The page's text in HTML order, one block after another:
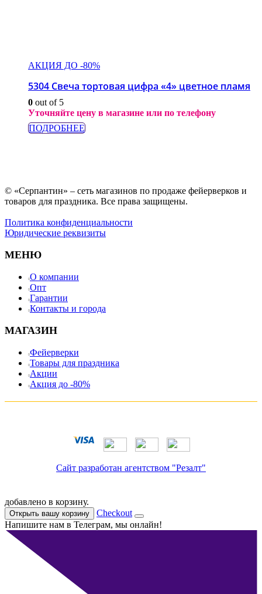
АКЦИЯ ДО -80%
5304 Свеча тортовая цифра «4» цветное пламя
0 out of 5
Уточняйте цену в магазине или по телефону
ПОДРОБНЕЕ
© «Серпантин» – сеть магазинов по продаже фейерверков и
товаров для праздника. Все права защищены.
Политика конфиденциальности
Юридические реквизиты
МЕНЮ
О компании
Опт
Гарантии
Контакты и города
МАГАЗИН
Фейерверки
Товары для праздника
Акции
Акция до -80%
Сайт разработан агентством "Резалт"
добавлено в корзину.
Открыть вашу корзину
Checkout
Напишите нам в Телеграм, мы онлайн!